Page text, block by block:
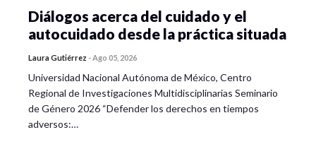
Diálogos acerca del cuidado y el
autocuidado desde la práctica situada
Laura Gutiérrez -Ago 05, 2026
Universidad Nacional Autónoma de México, Centro
Regional de Investigaciones Multidisciplinarias Seminario
de Género 2026 “Defender los derechos en tiempos
adversos:…